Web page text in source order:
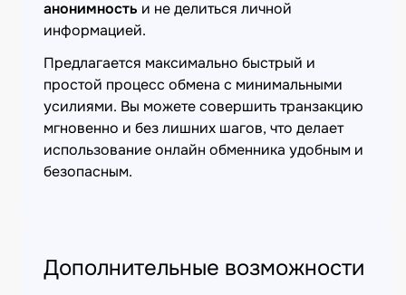
анонимность и не делиться личной
информацией.
Предлагается максимально быстрый и
простой процесс обмена с минимальными
усилиями. Вы можете совершить транзакцию
мгновенно и без лишних шагов, что делает
использование онлайн обменника удобным и
безопасным.
Дополнительные возможности